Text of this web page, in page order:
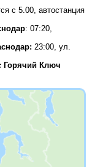
с 5.00, автостанция
: 07:20,
23:00, ул.
Горячий Ключ